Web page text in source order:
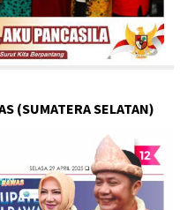
(SUMATERA SELATAN)